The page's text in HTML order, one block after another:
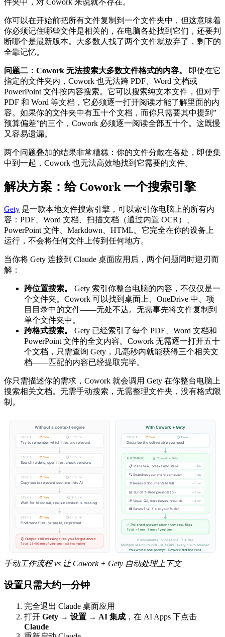
你可以在开始前把所有文件复制到一个文件夹中，但这意味着
你必须记住哪些文件是相关的，在电脑各处找到它们，还要判
断哪个是最新版本。大多数人找了两个文件就放弃了，剩下的
全靠记忆。
问题二：Cowork 无法搜索大多数文件格式的内容。
即使在它
指定的文件夹内，Cowork 也无法跨 PDF、Word 文档或
PowerPoint 文件按内容搜索。它可以搜索纯文本文件，但对于
PDF 和 Word 等文档，它必须逐一打开阅读才能了解里面的内
容。如果你的文件夹中有五十个文档，而你只需要其中提到”
预算偏差”的三个，Cowork 必须逐一阅读全部五十个。这既慢
又容易遗漏。
两个问题叠加的结果非常糟糕：你的文件分散在各处，即使集
中到一起，Cowork 也无法高效地找到它需要的文件。
解决方案：给 Cowork 一个搜索引擎
Gety 是一款本地文件搜索引擎，可以索引你电脑上的所有内
容：PDF、Word 文档、扫描文档（通过内置 OCR）、
PowerPoint 文件、Markdown、HTML。它完全在你的设备上
运行，不会将任何文件上传到任何地方。
当你将 Gety 连接到 Claude 桌面应用后，两个问题同时迎刃而
解：
跨位置搜索。
Gety 索引你整台电脑的内容，不仅仅是一
个文件夹。Cowork 可以找到桌面上、OneDrive 中、项
目目录中的文件——无处不达。无需事先将文件复制到
单个文件夹中。
跨格式搜索。
Gety 已经索引了每个 PDF、Word 文档和
PowerPoint 文件的全文内容。Cowork 无需逐一打开五十
个文档，只需查询 Gety，几毫秒内就能获得三个相关文
档——匹配的内容已经提取完毕。
你只需描述你的需求，Cowork 就会调用 Gety 在你整台电脑上
搜索相关文档。无需手动搜索，无需整理文件夹，没有格式限
制。
手动工作流程 vs 让 Cowork + Gety 自动处理上下文
设置只需大约一分钟
完全退出 Claude 桌面应用
打开 Gety → 设置 → AI 集成 ，在 AI Apps 下点击
Claude